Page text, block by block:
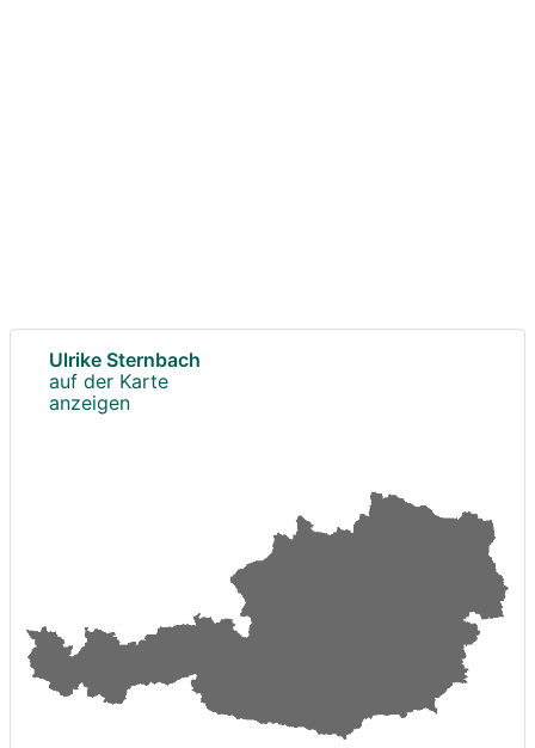
Ulrike Sternbach
auf der Karte
anzeigen